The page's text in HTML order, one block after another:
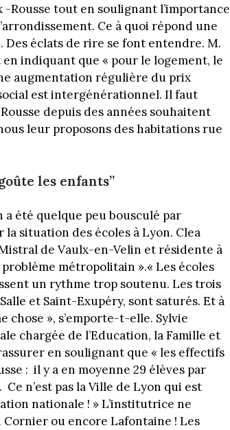
Rousse tout en soulignant l’importance
Ce à quoi répond une
Des éclats de rire se font entendre. M.
indiquant que « pour le logement, le
augmentation régulière du prix
est intergénérationnel. Il faut
depuis des années souhaitent
leur proposons des habitations rue
les enfants”
été quelque peu bousculé par
situation des écoles à Lyon. Clea
de Vaulx-en-Velin et résidente à
métropolitain ».« Les écoles
un rythme trop soutenu. Les trois
et Saint-Exupéry, sont saturés. Et à
chose », s’emporte-t-elle. Sylvie
chargée de l’Education, la Famille et
en soulignant que « les effectifs
: il y a en moyenne 29 élèves par
Ce n’est pas la Ville de Lyon qui est
nationale ! » L’institutrice ne
Cornier ou encore Lafontaine ! Les